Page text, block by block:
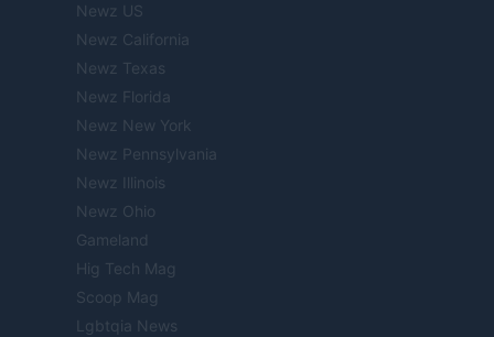
Newz US
Newz California
Newz Texas
Newz Florida
Newz New York
Newz Pennsylvania
Newz Illinois
Newz Ohio
Gameland
Hig Tech Mag
Scoop Mag
Lgbtqia News